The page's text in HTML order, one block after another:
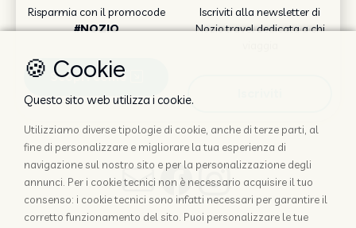
Risparmia con il promocode
#NOZIO
Scopri come
Iscriviti alla newsletter di
Nozio.travel dedicata a chi
🍪 Cookie
Questo sito web utilizza i cookie.
Utilizziamo diverse tipologie di cookie, anche di terze parti, al
fine di personalizzare e migliorare la tua esperienza di
navigazione sul nostro sito e per la personalizzazione degli
annunci. Per i cookie tecnici non è necessario acquisire il tuo
consenso: i cookie tecnici sono infatti necessari per garantire il
corretto funzionamento del sito. Puoi personalizzare le tue